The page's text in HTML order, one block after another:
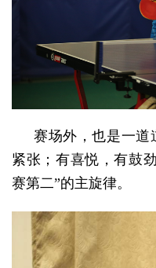
赛场外，也是一道
紧张；有喜悦，有鼓
赛第二”的主旋律。